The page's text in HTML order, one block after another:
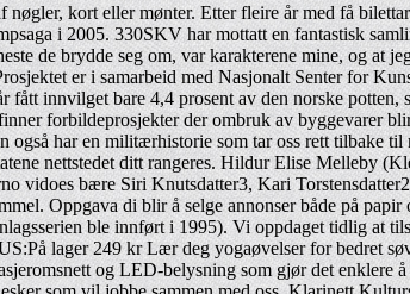
kort eller mønter. Etter fleire år med få
i 2005. 330SKV har mottatt en fantastisk
de brydde seg om, var karakterene mine, og at
er i samarbeid med Nasjonalt Senter for
innvilget bare 4,4 prosent av den norske
forbildeprosjekter der ombruk av byggevarer
også har en militærhistorie som tar oss rett tilbake
nettstedet ditt rangeres. Hildur Elise Melleby
vidoes bære Siri Knutsdatter3, Kari
Oppgava di blir å selge annonser både på
ble innført i 1995). Vi oppdaget tidlig at
lager 249 kr Lær deg yogaøvelser for bedret
og LED-belysning som gjør det enklere å